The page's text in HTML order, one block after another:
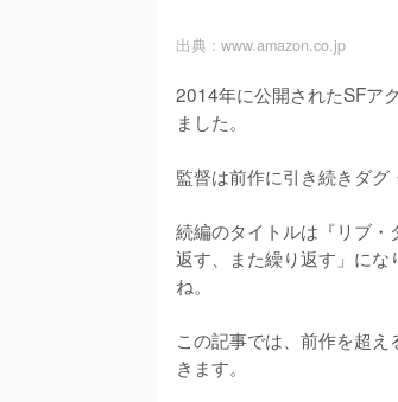
出典 : www.amazon.co.jp
2014年に公開されたSFア
ました。
監督は前作に引き続きダグ
続編のタイトルは『リブ
返す、また繰り返す」に
ね。
この記事では、前作を超
きます。